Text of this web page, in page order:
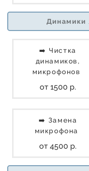
➡️ Чистка
динамиков,
микрофонов
от 1500 р.
➡️ Замена
микрофона
от 4500 р.